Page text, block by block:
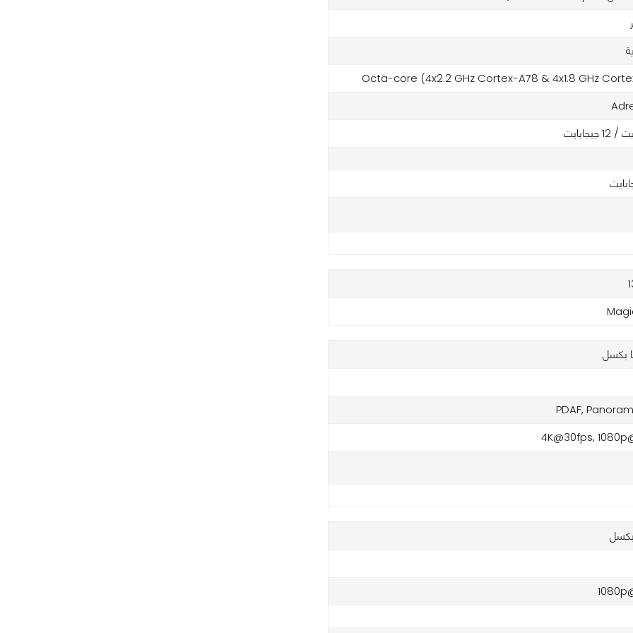
Octa-core (4x2.2 GHz Cortex-A78 & 4x1.8 GHz
PDAF,
4K@30fps,